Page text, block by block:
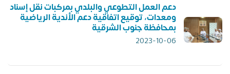
دعم العمل التطوعي والبلدي بمركبات نقل إسناد
ومعدات، توقيع اتفاقية دعم الأندية الرياضية
بمحافظة جنوب الشرقية
2023-10-06